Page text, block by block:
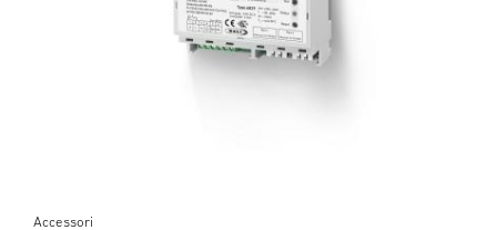
Accessori